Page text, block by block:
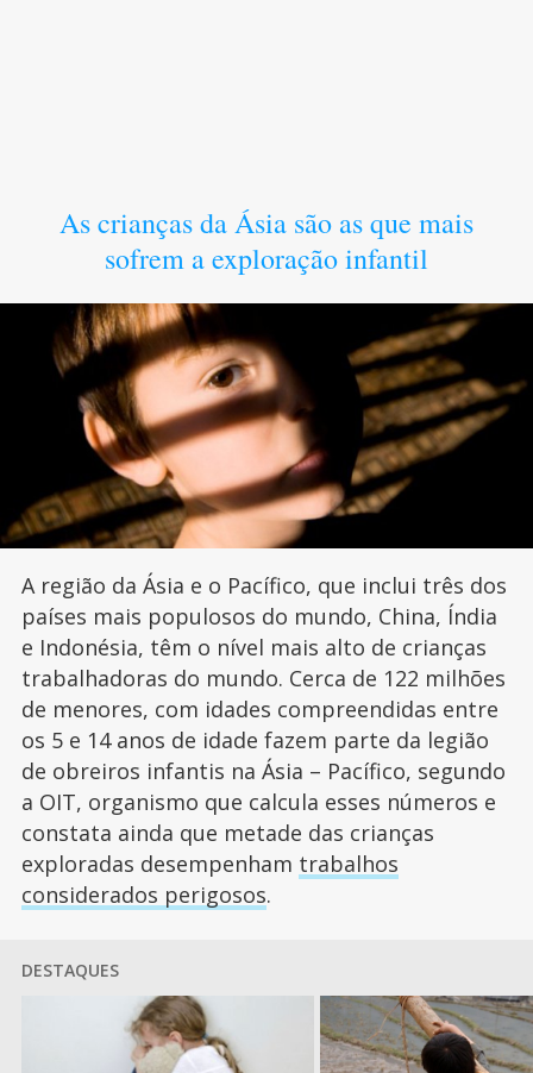
As crianças da Ásia são as que mais
sofrem a exploração infantil
A região da Ásia e o Pacífico, que inclui três dos
países mais populosos do mundo, China, Índia
e Indonésia, têm o nível mais alto de crianças
trabalhadoras do mundo. Cerca de 122 milhões
de menores, com idades compreendidas entre
os 5 e 14 anos de idade fazem parte da legião
de obreiros infantis na Ásia – Pacífico, segundo
a OIT, organismo que calcula esses números e
constata ainda que metade das crianças
exploradas desempenham trabalhos
considerados perigosos.
DESTAQUES